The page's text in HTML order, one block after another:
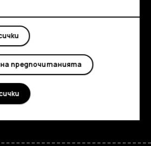
Youtube
на предпочитанията